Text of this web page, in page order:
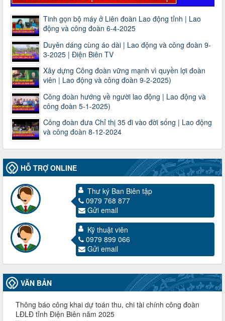
Tinh gọn bộ máy ở Liên đoàn Lao động tỉnh | Lao
động và công đoàn 6-4-2025
Duyên dáng cùng áo dài | Lao động và công đoàn 9-
3-2025 | Điện Biên TV
Xây dựng Công đoàn vững mạnh vì quyền lợi đoàn
viên | Lao động và công đoàn 9-2-2025)
Công đoàn hướng về người lao động | Lao động và
công đoàn 5-1-2025)
Công đoàn đưa Chỉ thị 35 đi vào đời sống | Lao động
và công đoàn 8-12-2024
HỖ TRỢ ONLINE
Thư ký Ban Biên tập
0979 768 877
Gửi email
Kỹ thuật viên
0979 899 066
Gửi email
VĂN BẢN
Công văn hướng dẫn công tác quả lý tài chính, tài sản công
đoàn khi đơn vị sát nhập, chấm dứt hoạt động
Thời gian đăng: 13/04/2025
lượt xem: 2006 | lượt tải:722
60/TB-LĐLĐ
Thông báo công khai dự toán thu, chi tài chính công đoàn
LĐLĐ tỉnh Điện Biên năm 2025
Thời gian đăng: 28/04/2025
lượt xem: 822 | lượt tải:286